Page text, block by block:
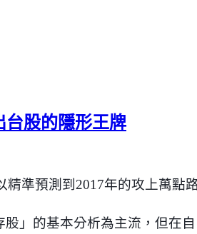
股的隱形王牌
精準預測到 2017年的攻上萬點
」的基本分析為主流，但在